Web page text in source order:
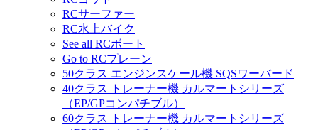
RCサーファー
RC水上バイク
See all RCボート
Go to RCプレーン
50クラス エンジンスケール機 SQSワーバード
40クラス トレーナー機 カルマートシリーズ
（EP/GPコンパチブル）
60クラス トレーナー機 カルマートシリーズ